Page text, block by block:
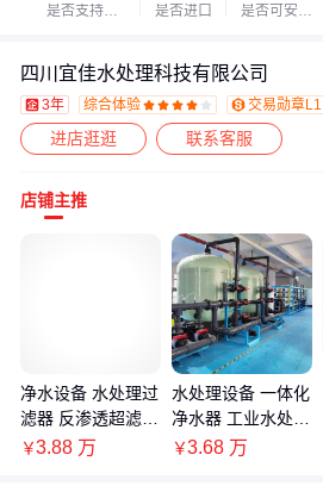
是否支持加工定制 是否进口 是否可安过滤器
四川宜佳水处理科技有限公司
3年 综合体验     
    交易勋章L1
进店逛逛 联系客服
店铺主推
净水设备 水处理过
滤器 反渗透超滤系
统 市政供水设备
￥3.88 万
水处理设备 一体化
净水器 工业水处理
系统 污水处理设备
￥3.68 万